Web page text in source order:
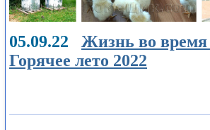
05.09.22 Жизнь во
Горячее лето 2022